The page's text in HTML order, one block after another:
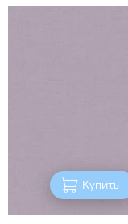
Купить